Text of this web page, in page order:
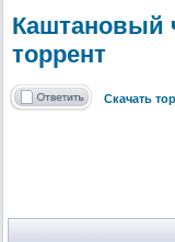
Каштановый
торрент
Скачать